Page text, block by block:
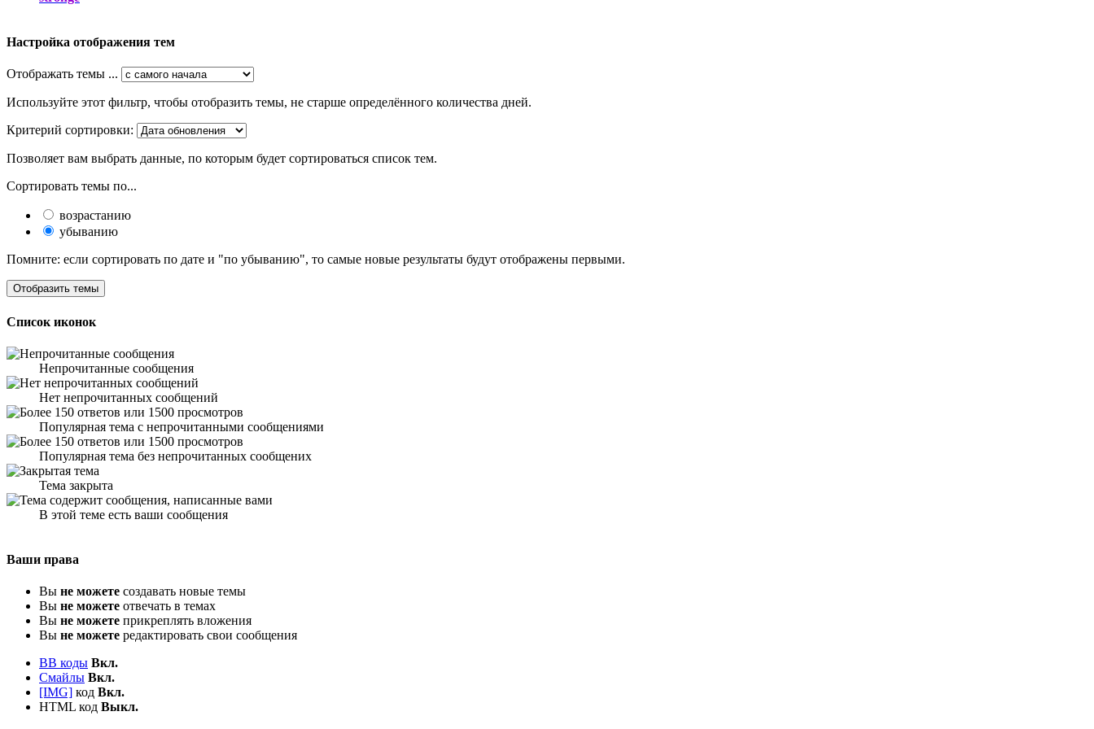
Настройка отображения тем
Отображать темы ...
Используйте этот фильтр, чтобы отобразить темы, не старше определённого количества дней.
Критерий сортировки:
Позволяет вам выбрать данные, по которым будет сортироваться список тем.
Сортировать темы по...
возрастанию
убыванию
Помните: если сортировать по дате и "по убыванию", то самые новые результаты будут отображены первыми.
Список иконок
Непрочитанные сообщения
Нет непрочитанных сообщений
Популярная тема с непрочитанными сообщениями
Популярная тема без непрочитанных сообщених
Тема закрыта
В этой теме есть ваши сообщения
Ваши права
Вы не можете создавать новые темы
Вы не можете отвечать в темах
Вы не можете прикреплять вложения
Вы не можете редактировать свои сообщения
BB коды Вкл.
Смайлы Вкл.
[IMG] код Вкл.
HTML код Выкл.